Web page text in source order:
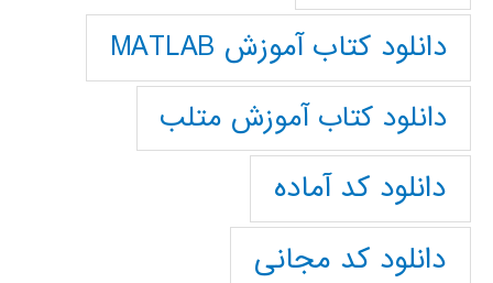
دانلود کتاب آموزش MATLAB
دانلود کتاب آموزش متلب
دانلود کد آماده
دانلود کد مجانی